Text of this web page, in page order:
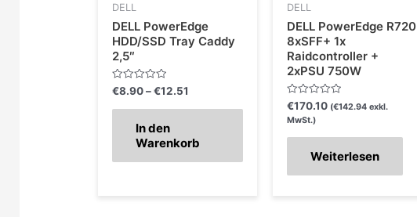
DELL
DELL PowerEdge
HDD/SSD Tray Caddy
2,5″
Bewertet
mit
0
€8.90–€12.51
In den
Warenkorb
DELL
DELL PowerEdge R720
8xSFF+ 1x
Raidcontroller +
2xPSU 750W
Bewertet
mit
0
5
€170.10 (€142.94exkl.
MwSt.)
Weiterlesen